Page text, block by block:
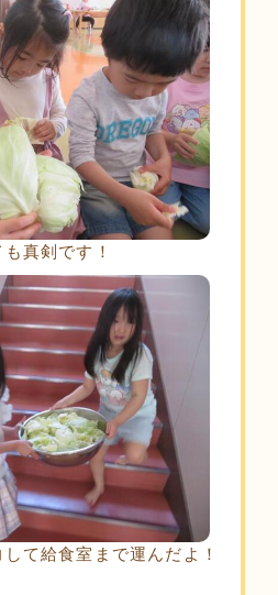
も真剣です！
て給食室まで運んだよ！